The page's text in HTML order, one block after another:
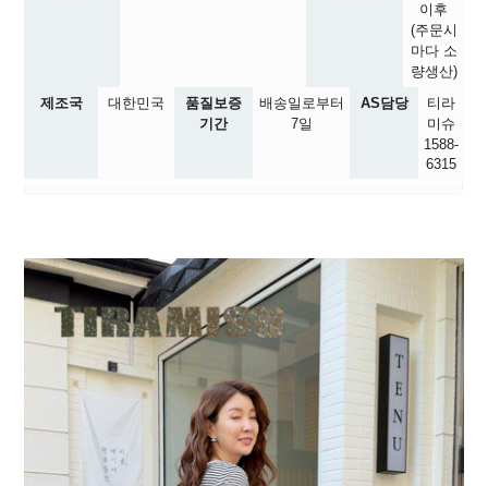
이후
(주문시
마다 소
량생산)
제조국
대한민국
품질보증
기간
배송일로부터
7일
AS담당
티라
미슈
1588-
6315